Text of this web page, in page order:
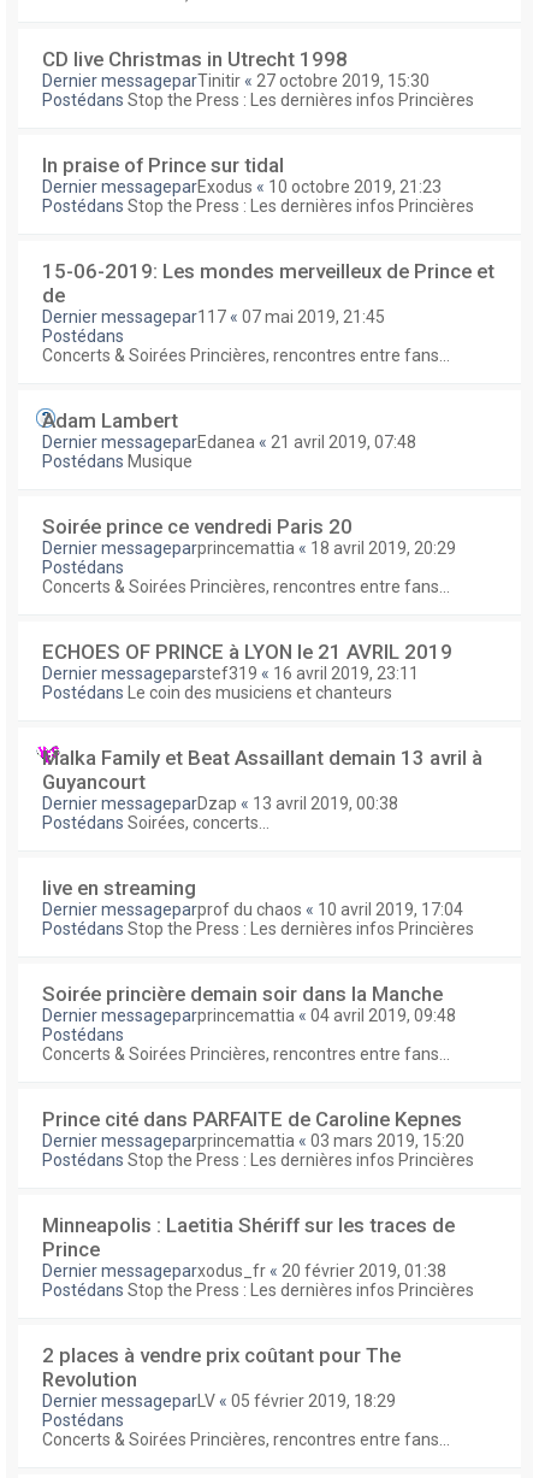
CD live Christmas in Utrecht 1998
Dernier messageparTinitir « 27 octobre 2019, 15:30
Postédans Stop the Press : Les dernières infos Princières
In praise of Prince sur tidal
Dernier messageparExodus « 10 octobre 2019, 21:23
Postédans Stop the Press : Les dernières infos Princières
15-06-2019: Les mondes merveilleux de Prince et
de
Dernier messagepar117 « 07 mai 2019, 21:45
Postédans
Concerts & Soirées Princières, rencontres entre fans...
Adam Lambert
Dernier messageparEdanea « 21 avril 2019, 07:48
Postédans Musique
Soirée prince ce vendredi Paris 20
Dernier messageparprincemattia « 18 avril 2019, 20:29
Postédans
Concerts & Soirées Princières, rencontres entre fans...
ECHOES OF PRINCE à LYON le 21 AVRIL 2019
Dernier messageparstef319 « 16 avril 2019, 23:11
Postédans
Le coin des musiciens et chanteurs
Malka Family et Beat Assaillant demain 13 avril à
Guyancourt
Dernier messageparDzap « 13 avril 2019, 00:38
Postédans Soirées, concerts...
live en streaming
Dernier messageparprof du chaos « 10 avril 2019, 17:04
Postédans Stop the Press : Les dernières infos Princières
Soirée princière demain soir dans la Manche
Dernier messageparprincemattia « 04 avril 2019, 09:48
Postédans
Concerts & Soirées Princières, rencontres entre fans...
Prince cité dans PARFAITE de Caroline Kepnes
Dernier messageparprincemattia « 03 mars 2019, 15:20
Postédans Stop the Press : Les dernières infos Princières
Minneapolis : Laetitia Shériff sur les traces de
Prince
Dernier messageparxodus_fr « 20 février 2019, 01:38
Postédans Stop the Press : Les dernières infos Princières
2 places à vendre prix coûtant pour The
Revolution
Dernier messagepar LV « 05 février 2019, 18:29
Postédans
Concerts & Soirées Princières, rencontres entre fans...